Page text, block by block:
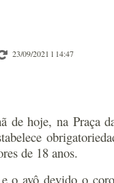
23/09/2021 l 14:47
de hoje, na Praça
de 18 anos.
o avô devido o